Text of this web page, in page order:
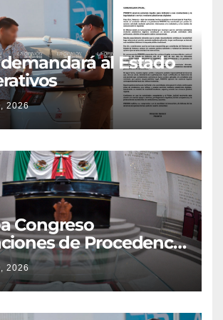
al Estado
2026
Congreso
de Procedencia
de dos munícipes
2026